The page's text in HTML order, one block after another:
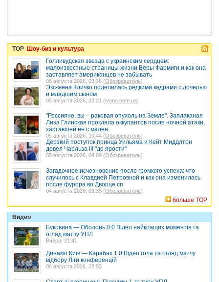
TOP Шоу-биз и культура
Голливудская звезда с украинским сердцем:
малоизвестные страницы жизни Веры Фармиги и как она
заставляет американцев не забывать
06 августа 2026, 03:36 (Обозреватель)
Экс-жена Кличко поделилась редкими кадрами с дочерью
и младшим сыном
05 августа 2026, 22:21 (ivona.com.ua)
"Россияне, вы – раковая опухоль на Земле". Заплаканая
Лиза Глинская прокляла оккупантов после ночной атаки,
заставшей ее с мален
05 августа 2026, 10:44 (Обозреватель)
Дерзкий поступок принца Уильяма и Кейт Миддлтон
довел Чарльза III "до ярости"
05 августа 2026, 04:09 (Обозреватель)
Загадочное исчезновение после громкого успеха: что
случилось с Клавдией Петровной и как она изменилась
после фурора во Дворце сп
04 августа 2026, 03:35 (Обозреватель)
больше TOP
Видео
Буковина — Оболонь 0:0 Відео найкращих моментів та
огляд матчу УПЛ
Вчера, 21:41
Динамо Київ — Карабах 1:0 Відео гола та огляд матчу
відбору Ліги конференцій
06 августа 2026, 22:53